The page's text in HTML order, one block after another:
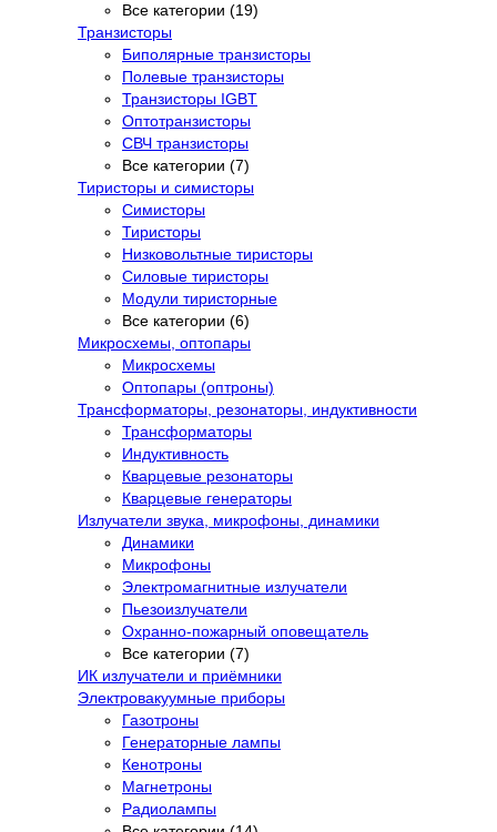
Все категории (19)
Транзисторы
Биполярные транзисторы
Полевые транзисторы
Транзисторы IGBT
Оптотранзисторы
СВЧ транзисторы
Все категории (7)
Тиристоры и симисторы
Симисторы
Тиристоры
Низковольтные тиристоры
Силовые тиристоры
Модули тиристорные
Все категории (6)
Микросхемы, оптопары
Микросхемы
Оптопары (оптроны)
Трансформаторы, резонаторы, индуктивности
Трансформаторы
Индуктивность
Кварцевые резонаторы
Кварцевые генераторы
Излучатели звука, микрофоны, динамики
Динамики
Микрофоны
Электромагнитные излучатели
Пьезоизлучатели
Охранно-пожарный оповещатель
Все категории (7)
ИК излучатели и приёмники
Электровакуумные приборы
Газотроны
Генераторные лампы
Кенотроны
Магнетроны
Радиолампы